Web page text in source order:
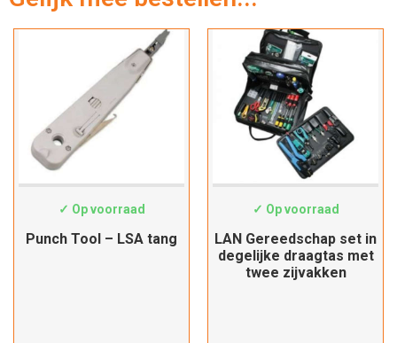
voorraad
– LSA tang
✓ Op voorraad
LAN Gereedschap set in
degelijke draagtas met
twee zijvakken